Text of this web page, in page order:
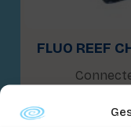
FLUO REEF